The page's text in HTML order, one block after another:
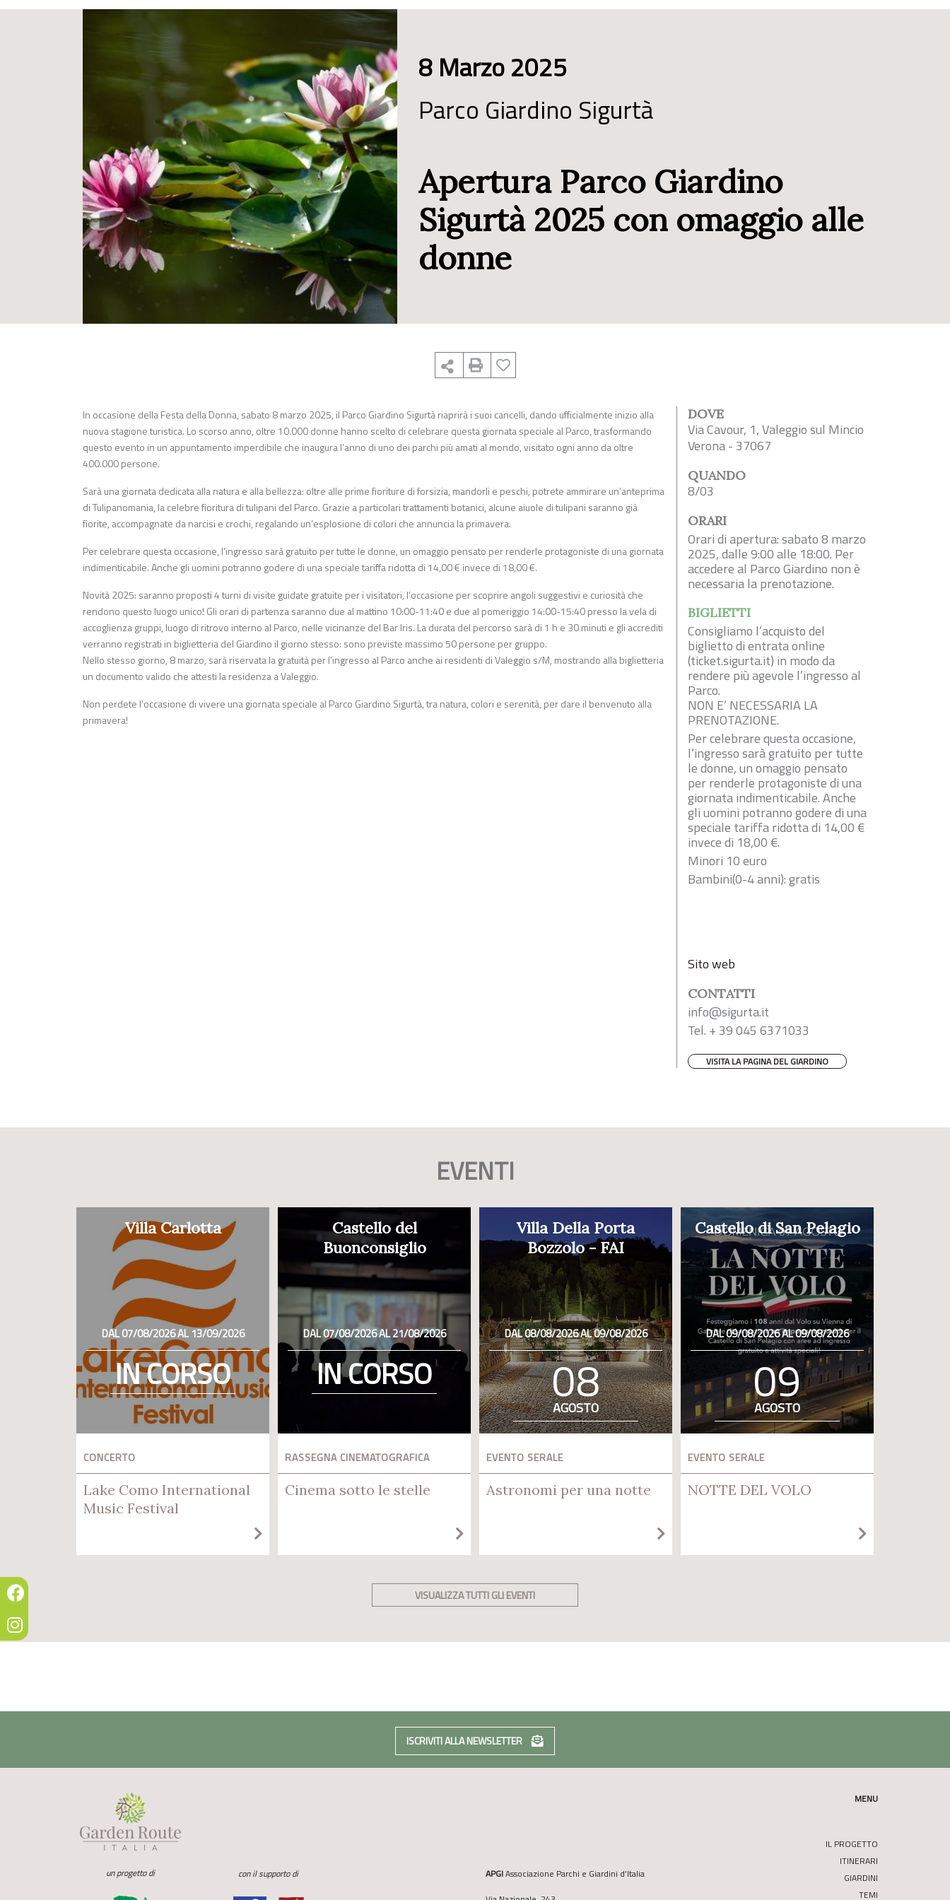
8 Marzo 2025
Parco Giardino Sigurtà
Apertura Parco Giardino
Sigurtà 2025 con omaggio alle
donne
In occasione della Festa della Donna, sabato 8 marzo 2025, il Parco Giardino Sigurtà riaprirà i suoi cancelli, dando ufficialmente inizio alla
nuova stagione turistica. Lo scorso anno, oltre 10.000 donne hanno scelto di celebrare questa giornata speciale al Parco, trasformando
questo evento in un appuntamento imperdibile che inaugura l’anno di uno dei parchi più amati al mondo, visitato ogni anno da oltre
400.000 persone.
Sarà una giornata dedicata alla natura e alla bellezza: oltre alle prime fioriture di forsizia, mandorli e peschi, potrete ammirare un’anteprima
di Tulipanomania, la celebre fioritura di tulipani del Parco. Grazie a particolari trattamenti botanici, alcune aiuole di tulipani saranno già
fiorite, accompagnate da narcisi e crochi, regalando un’esplosione di colori che annuncia la primavera.
Per celebrare questa occasione, l’ingresso sarà gratuito per tutte le donne, un omaggio pensato per renderle protagoniste di una giornata
indimenticabile. Anche gli uomini potranno godere di una speciale tariffa ridotta di 14,00 € invece di 18,00 €.
Novità 2025: saranno proposti 4 turni di visite guidate gratuite per i visitatori, l’occasione per scoprire angoli suggestivi e curiosità che
rendono questo luogo unico! Gli orari di partenza saranno due al mattino 10:00-11:40 e due al pomeriggio 14:00-15:40 presso la vela di
accoglienza gruppi, luogo di ritrovo interno al Parco, nelle vicinanze del Bar Iris. La durata del percorso sarà di 1 h e 30 minuti e gli accrediti
verranno registrati in biglietteria del Giardino il giorno stesso: sono previste massimo 50 persone per gruppo.
Nello stesso giorno, 8 marzo, sarà riservata la gratuità per l’ingresso al Parco anche ai residenti di Valeggio s/M, mostrando alla biglietteria
un documento valido che attesti la residenza a Valeggio.
Non perdete l’occasione di vivere una giornata speciale al Parco Giardino Sigurtà, tra natura, colori e serenità, per dare il benvenuto alla
primavera!
DOVE
Via Cavour, 1, Valeggio sul Mincio
Verona - 37067
QUANDO
8/03
ORARI
Orari di apertura: sabato 8 marzo
2025, dalle 9:00 alle 18:00. Per
accedere al Parco Giardino non è
necessaria la prenotazione.
BIGLIETTI
Consigliamo l’acquisto del
biglietto di entrata online
(ticket.sigurta.it) in modo da
rendere più agevole l’ingresso al
Parco.
NON E’ NECESSARIA LA
PRENOTAZIONE.
Per celebrare questa occasione,
l’ingresso sarà gratuito per tutte
le donne, un omaggio pensato
per renderle protagoniste di una
giornata indimenticabile. Anche
gli uomini potranno godere di una
speciale tariffa ridotta di 14,00 €
invece di 18,00 €.
Minori 10 euro
Bambini(0-4 anni): gratis
Sito web
CONTATTI
info@sigurta.it
Tel. + 39 045 6371033
VISITA LA PAGINA DEL GIARDINO
EVENTI
Villa Carlotta
DAL 07/08/2026 AL 13/09/2026
IN CORSO
CONCERTO
Lake Como International
Music Festival
Castello del
Buonconsiglio
DAL 07/08/2026 AL 21/08/2026
IN CORSO
RASSEGNA CINEMATOGRAFICA
Cinema sotto le stelle
Villa Della Porta
Bozzolo - FAI
DAL 08/08/2026 AL 09/08/2026
08
AGOSTO
EVENTO SERALE
Astronomi per una notte
Castello di San Pelagio
DAL 09/08/2026 AL 09/08/2026
09
AGOSTO
EVENTO SERALE
NOTTE DEL VOLO
VISUALIZZA TUTTI GLI EVENTI
ISCRIVITI ALLA NEWSLETTER
un progetto di con il supporto di APGIAssociazione Parchi e Giardini d’Italia
MENU
IL PROGETTO
ITINERARI
GIARDINI
TEMI